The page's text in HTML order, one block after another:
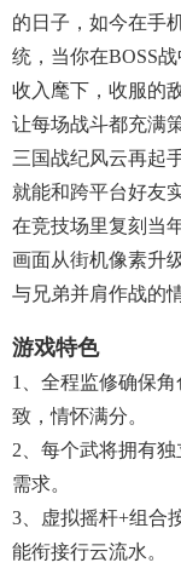
的日子，如今在手
统，当你在BOSS
收入麾下，收服的
让每场战斗都充满
三国战纪风云再起
就能和跨平台好友
在竞技场里复刻当
画面从街机像素升
与兄弟并肩作战的
游戏特色
1、全程监修确保
致，情怀满分。
2、每个武将拥有
需求。
3、虚拟摇杆+组合
能衔接行云流水。